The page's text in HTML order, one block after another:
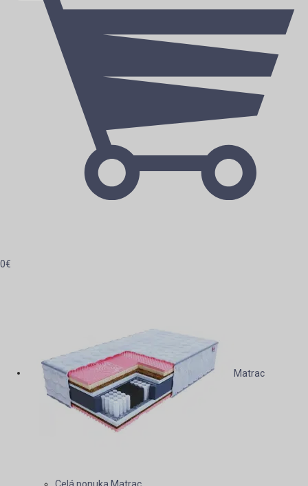
0€
Matrac
Celá ponuka Matrac